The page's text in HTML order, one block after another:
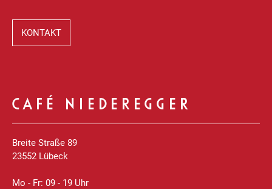
KONTAKT
CAFÉ NIEDEREGGER
Breite Straße 89
23552 Lübeck
Mo - Fr: 09 - 19 Uhr